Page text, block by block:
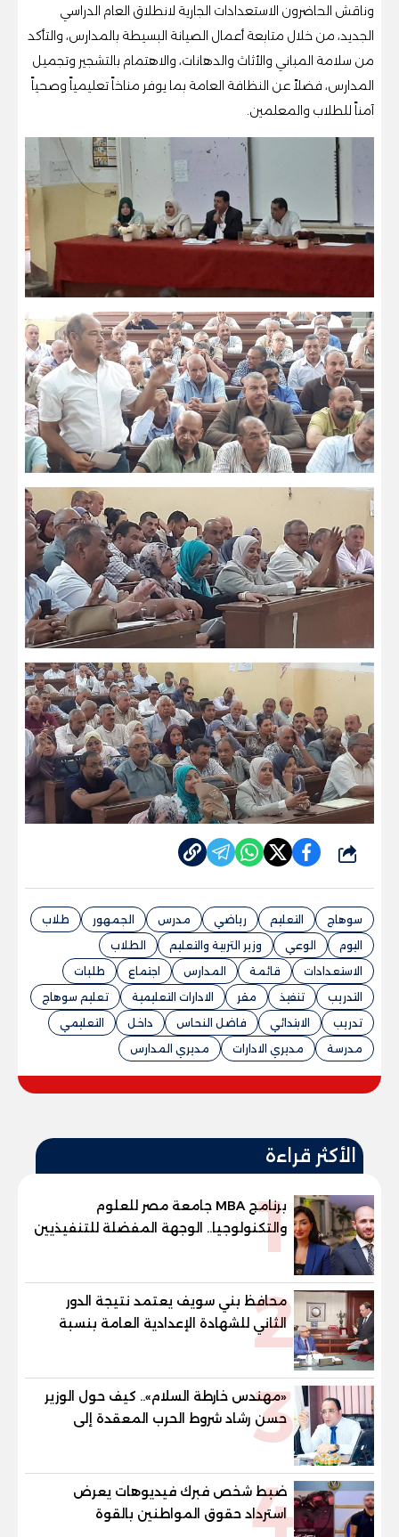
وناقش الحاضرون الاستعدادات الجارية لانطلاق العام الدراسي
الجديد، من خلال متابعة أعمال الصيانة البسيطة بالمدارس، والتأكد
من سلامة المباني والأثاث والدهانات، والاهتمام بالتشجير وتجميل
المدارس، فضلاً عن النظافة العامة بما يوفر مناخاً تعليمياً وصحياً
آمناً للطلاب والمعلمين.
شارك
سوهاج التعليم رياضي مدرس الجمهور
طلاب
اليوم
الوعي وزير التربية والتعليم
الطلاب
الاستعدادات
قائمة المدارس اجتماع
طلبات
التدريب
تنفيذ مقر الادارات التعليمية
تعليم سوهاج
تدريب
الابتدائي فاضل النحاس داخل
التعليمي
مدرسة
مديري الادارات مديري المدارس
الأكثر قراءة
1
برنامج MBA جامعة مصر للعلوم
والتكنولوجيا.. الوجهة المفضلة للتنفيذيين
وقيادات المؤسسات لصناعة قادة
2
محافظ بني سويف يعتمد نتيجة الدور
الثاني للشهادة الإعدادية العامة بنسبة
والنور للمكفوفين
3
«مهندس خارطة السلام».. كيف حول الوزير
حسن رشاد شروط الحرب المعقدة إلى
"خارطة طريق" للانسحاب والإعمار؟
4
ضبط شخص فبرك فيديوهات يعرض
استرداد حقوق المواطنين بالقوة